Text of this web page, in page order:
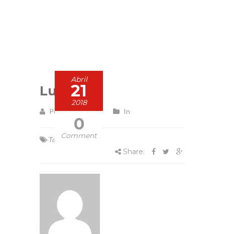
Abril
21
2018
0
Comment
Lucios
Posted by admin In
Tags:Lucios
Share: